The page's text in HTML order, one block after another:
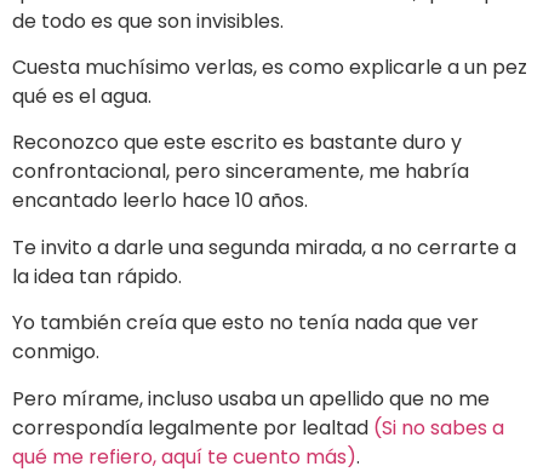
de todo es que son invisibles.
Cuesta muchísimo verlas, es como explicarle a un pez
qué es el agua.
Reconozco que este escrito es bastante duro y
confrontacional, pero sinceramente, me habría
encantado leerlo hace 10 años.
Te invito a darle una segunda mirada, a no cerrarte a
la idea tan rápido.
Yo también creía que esto no tenía nada que ver
conmigo.
Pero mírame, incluso usaba un apellido que no me
correspondía legalmente por lealtad (Si no sabes a
qué me refiero, aquí te cuento más).